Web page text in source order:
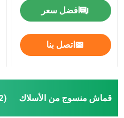
الشبكة المقوية للأنابيب
افضل سعر
اتصل بنا
قماش منسوج من الأسلاك (52)